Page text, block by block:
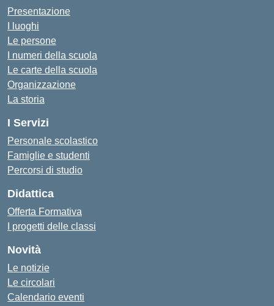
Presentazione
I luoghi
Le persone
I numeri della scuola
Le carte della scuola
Organizzazione
La storia
I Servizi
Personale scolastico
Famiglie e studenti
Percorsi di studio
Didattica
Offerta Formativa
I progetti delle classi
Novità
Le notizie
Le circolari
Calendario eventi